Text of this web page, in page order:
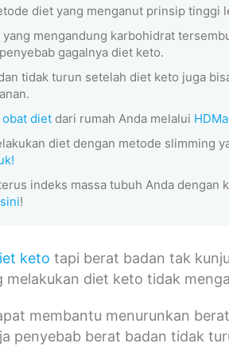
diet yang menganut prinsip tinggi
yang mengandung karbohidrat
gagalnya diet keto.
tidak turun setelah diet keto juga
obat diet dari rumah Anda melalui
diet dengan metode slimming
indeks massa tubuh Anda
!
keto tapi berat badan tak
melakukan diet keto tidak
membantu menurunkan
penyebab berat badan tidak